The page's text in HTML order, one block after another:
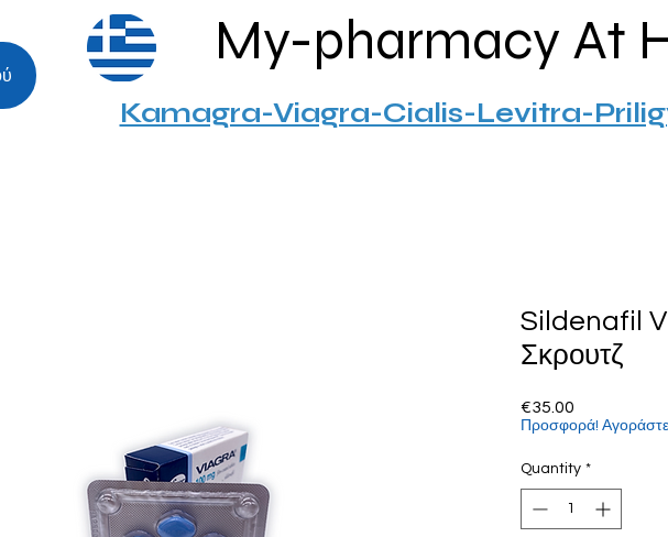
My-pharmacy At
Kamagra-Viagra-Cialis-Levitra-
Sildenafil
Σκρουτζ
€35.00
Προσφορά!
Quantity *